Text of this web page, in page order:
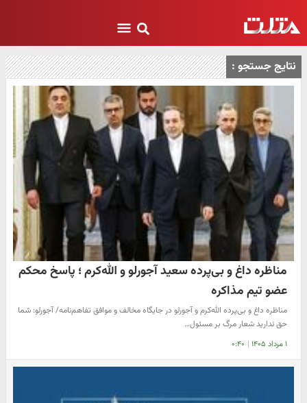
نتایج جستجو :
مناظره داغ و بی‌پرده سعید آجورلو و الله‌کرم ؛ پاسخ محکم
عضو تیم مذاکره
مناظره داغ و بی‌پرده الله‌کرم و آجورلو در جایگاه مخالف و موافق تفاهم‌نامه/ آجورلو: شما
حق ندارید شعار مرگ بر مسئول…
۱ مرداد ۱۴۰۵ | ۰:۴۰